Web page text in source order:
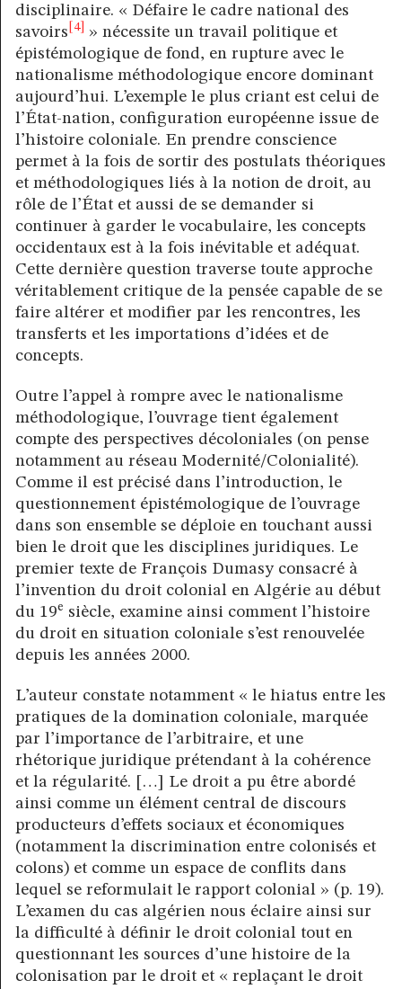
disciplinaire. « Défaire le cadre national des
savoirs [4]
» nécessite un travail politique et
épistémologique de fond, en rupture avec le
nationalisme méthodologique encore dominant
aujourd’hui. L’exemple le plus criant est celui de
l’État-nation, configuration européenne issue de
l’histoire coloniale. En prendre conscience
permet à la fois de sortir des postulats théoriques
et méthodologiques liés à la notion de droit, au
rôle de l’État et aussi de se demander si
continuer à garder le vocabulaire, les concepts
occidentaux est à la fois inévitable et adéquat.
Cette dernière question traverse toute approche
véritablement critique de la pensée capable de se
faire altérer et modifier par les rencontres, les
transferts et les importations d’idées et de
concepts.
Outre l’appel à rompre avec le nationalisme
méthodologique, l’ouvrage tient également
compte des perspectives décoloniales (on pense
notamment au réseau Modernité/Colonialité).
Comme il est précisé dans l’introduction, le
questionnement épistémologique de l’ouvrage
dans son ensemble se déploie en touchant aussi
bien le droit que les disciplines juridiques. Le
premier texte de François Dumasy consacré à
l’invention du droit colonial en Algérie au début
du 19e siècle, examine ainsi comment l’histoire
du droit en situation coloniale s’est renouvelée
depuis les années 2000.
L’auteur constate notamment « le hiatus entre les
pratiques de la domination coloniale, marquée
par l’importance de l’arbitraire, et une
rhétorique juridique prétendant à la cohérence
et la régularité. […] Le droit a pu être abordé
ainsi comme un élément central de discours
producteurs d’effets sociaux et économiques
(notamment la discrimination entre colonisés et
colons) et comme un espace de conflits dans
lequel se reformulait le rapport colonial » (p. 19).
L’examen du cas algérien nous éclaire ainsi sur
la difficulté à définir le droit colonial tout en
questionnant les sources d’une histoire de la
colonisation par le droit et « replaçant le droit